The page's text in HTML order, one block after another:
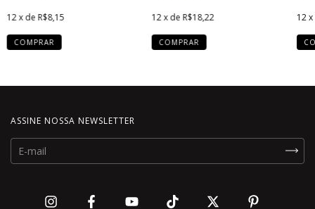
12x de R$8,15
COMPRAR
12x de R$18,22
COMPRAR
12
ASSINE NOSSA NEWSLETTER